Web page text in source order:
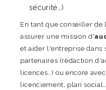
sécurité…)
En tant que conseiller
assurer une mission d'
et aider l'entreprise dans
partenaires (rédaction
licences…) ou encore
licenciement, plan